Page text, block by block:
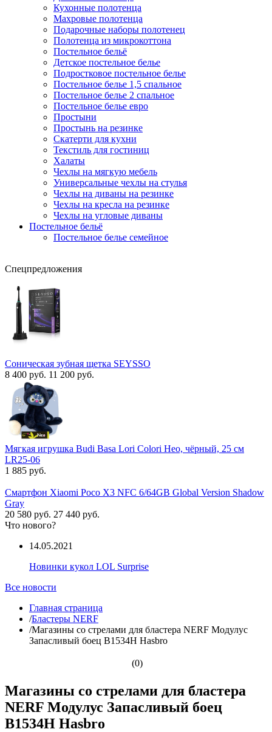
Кухонные полотенца
Махровые полотенца
Подарочные наборы полотенец
Полотенца из микрокоттона
Постельное бельё
Детское постельное белье
Подростковое постельное белье
Постельное белье 1,5 спальное
Постельное белье 2 спальное
Постельное белье евро
Простыни
Простынь на резинке
Скатерти для кухни
Текстиль для гостиниц
Халаты
Чехлы на мягкую мебель
Универсальные чехлы на стулья
Чехлы на диваны на резинке
Чехлы на кресла на резинке
Чехлы на угловые диваны
Постельное бельё
Постельное белье семейное
Спецпредложения
Соническая зубная щетка SEYSSO
8 400 руб. 11 200 руб.
Мягкая игрушка Budi Basa Lori Colori Нео, чёрный, 25 см
LR25-06
1 885 руб.
Смартфон Xiaomi Poco X3 NFC 6/64GB Global Version Shadow
Gray
20 580 руб. 27 440 руб.
Что нового?
14.05.2021
Новинки кукол LOL Surprise
Все новости
Главная страница
/Бластеры NERF
/Магазины со стрелами для бластера NERF Модулус
Запасливый боец B1534H Hasbro
(0)
Магазины со стрелами для бластера
NERF Модулус Запасливый боец
B1534H Hasbro